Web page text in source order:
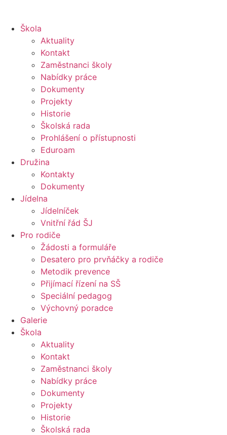
Škola
Aktuality
Kontakt
Zaměstnanci školy
Nabídky práce
Dokumenty
Projekty
Historie
Školská rada
Prohlášení o přístupnosti
Eduroam
Družina
Kontakty
Dokumenty
Jídelna
Jídelníček
Vnitřní řád ŠJ
Pro rodiče
Žádosti a formuláře
Desatero pro prvňáčky a rodiče
Metodik prevence
Přijímací řízení na SŠ
Speciální pedagog
Výchovný poradce
Galerie
Škola
Aktuality
Kontakt
Zaměstnanci školy
Nabídky práce
Dokumenty
Projekty
Historie
Školská rada